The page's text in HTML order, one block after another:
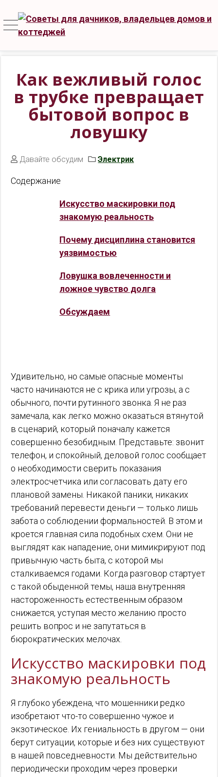
Как вежливый голос
в трубке превращает
бытовой вопрос в
ловушку
Давайте обсудим Электрик
Содержание
Искусство маскировки под
знакомую реальность
Почему дисциплина становится
уязвимостью
Ловушка вовлеченности и
ложное чувство долга
Обсуждаем
Удивительно, но самые опасные моменты
часто начинаются не с крика или угрозы, а с
обычного, почти рутинного звонка. Я не раз
замечала, как легко можно оказаться втянутой
в сценарий, который поначалу кажется
совершенно безобидным. Представьте: звонит
телефон, и спокойный, деловой голос сообщает
о необходимости сверить показания
электросчетчика или согласовать дату его
плановой замены. Никакой паники, никаких
требований перевести деньги — только лишь
забота о соблюдении формальностей. В этом и
кроется главная сила подобных схем. Они не
выглядят как нападение, они мимикрируют под
привычную часть быта, с которой мы
сталкиваемся годами. Когда разговор стартует
с такой обыденной темы, наша внутренняя
настороженность естественным образом
снижается, уступая место желанию просто
решить вопрос и не запутаться в
бюрократических мелочах.
Искусство маскировки под
знакомую реальность
Я глубоко убеждена, что мошенники редко
изобретают что-то совершенно чужое и
экзотическое. Их гениальность в другом — они
берут ситуации, которые и без них существуют
в нашей повседневности. Мы действительно
периодически проходим через проверки